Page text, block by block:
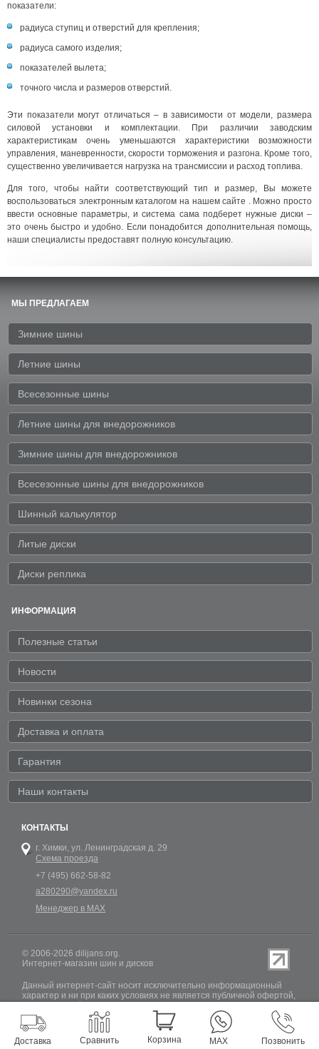
показатели:
радиуса ступиц и отверстий для крепления;
радиуса самого изделия;
показателей вылета;
точного числа и размеров отверстий.
Эти показатели могут отличаться – в зависимости от модели, размера
силовой установки и комплектации. При различии заводским
характеристикам очень уменьшаются характеристики возможности
управления, маневренности, скорости торможения и разгона. Кроме того,
существенно увеличивается нагрузка на трансмиссии и расход топлива.
Для того, чтобы найти соответствующий тип и размер, Вы можете
воспользоваться электронным каталогом на нашем сайте . Можно просто
ввести основные параметры, и система сама подберет нужные диски –
это очень быстро и удобно. Если понадобится дополнительная помощь,
наши специалисты предоставят полную консультацию.
МЫ ПРЕДЛАГАЕМ
Зимние шины
Летние шины
Всесезонные шины
Летние шины для внедорожников
Зимние шины для внедорожников
Всесезонные шины для внедорожников
Шинный калькулятор
Литые диски
Диски реплика
ИНФОРМАЦИЯ
Полезные статьи
Новости
Новинки сезона
Доставка и оплата
Гарантия
Наши контакты
КОНТАКТЫ
г. Химки, ул. Ленинградская д. 29
Схема проезда
+7 (495) 662-58-82
a280290@yandex.ru
Менеджер в MAX
© 2006-2026 dilijans.org.
Интернет-магазин шин и дисков
Данный интернет-сайт носит исключительно информационный
характер и ни при каких условиях не является публичной офертой,
РФ. Обновление информации о наличии шин и дисков на сайте
Dilijans.org производится 24 часа в сутки, но не включает в себя
информацию о резервах.
Доставка Сравнить Корзина MAX Позвонить